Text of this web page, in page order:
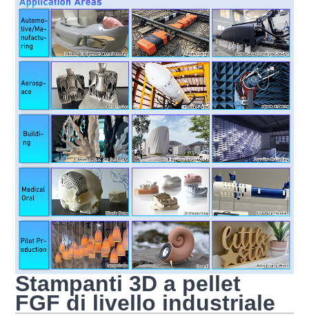
Stampanti 3D a pellet
FGF di livello industriale